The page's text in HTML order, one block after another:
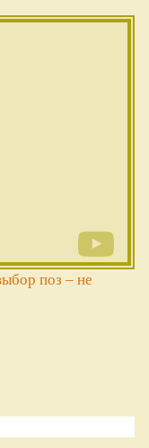
поз – не